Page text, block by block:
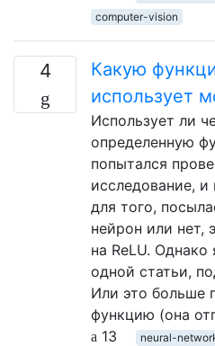
computer-vision
4
Какую
использует
Использует ли
определенную
попытался
исследование, и
для того,
нейрон или нет,
на ReLU. Однако
одной статьи,
Или это больше
функцию (она
13
neural-